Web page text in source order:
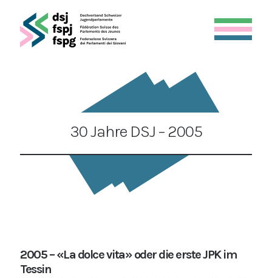
30 Jahre DSJ – 2005
2005 – «La dolce vita» oder die erste JPK im
Tessin